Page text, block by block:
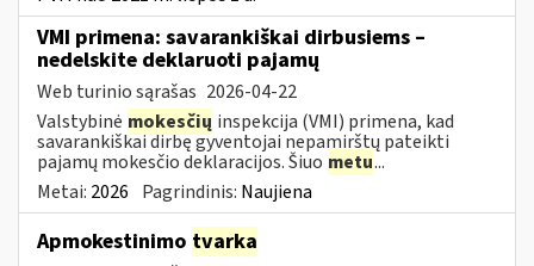
VMI primena: savarankiškai dirbusiems –
nedelskite deklaruoti pajamų
Web turinio sąrašas 2026-04-22
Valstybinė mokesčių inspekcija (VMI) primena, kad
savarankiškai dirbę gyventojai nepamirštų pateikti
pajamų mokesčio deklaracijos. Šiuo metu...
Metai: 2026 Pagrindinis: Naujiena
Apmokestinimo tvarka